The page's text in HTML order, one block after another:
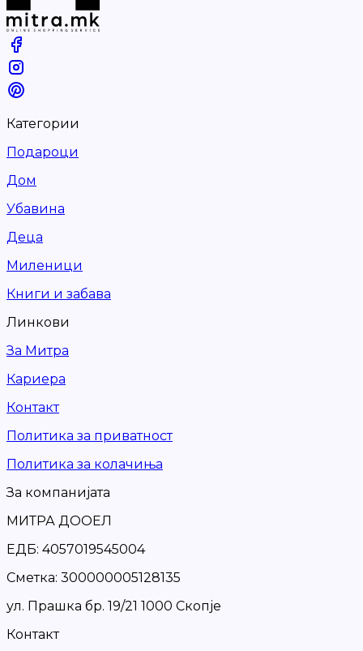
Категории
Подароци
Дом
Убавина
Деца
Миленици
Книги и забава
Линкови
За Митра
Кариера
Контакт
Политика за приватност
Политика за колачиња
За компанијата
МИТРА ДООЕЛ
ЕДБ: 4057019545004
Сметка: 300000005128135
ул. Прашка бр. 19/21 1000 Скопје
Контакт